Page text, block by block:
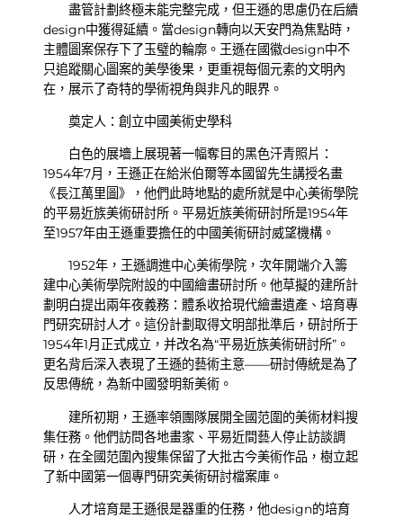
盡管計劃終極未能完整完成，但王遜的思慮仍在后續
design中獲得延續。當design轉向以天安門為焦點時，
主體圖案保存下了玉璧的輪廓。王遜在國徽design中不
只追蹤關心圖案的美學後果，更重視每個元素的文明內
在，展示了奇特的學術視角與非凡的眼界。
奠定人：創立中國美術史學科
白色的展墻上展現著一幅奪目的黑色汗青照片：
1954年7月，王遜正在給米伯爾等本國留先生講授名畫
《長江萬里圖》，他們此時地點的處所就是中心美術學院
的平易近族美術研討所。平易近族美術研討所是1954年
至1957年由王遜重要擔任的中國美術研討威望機構。
1952年，王遜調進中心美術學院，次年開端介入籌
建中心美術學院附設的中國繪畫研討所。他草擬的建所計
劃明白提出兩年夜義務：體系收拾現代繪畫遺產、培育專
門研究研討人才。這份計劃取得文明部批準后，研討所于
1954年1月正式成立，并改名為“平易近族美術研討所”。
更名背后深入表現了王遜的藝術主意——研討傳統是為了
反思傳統，為新中國發明新美術。
建所初期，王遜率領團隊展開全國范圍的美術材料搜
集任務。他們訪問各地畫家、平易近間藝人停止訪談調
研，在全國范圍內搜集保留了大批古今美術作品，樹立起
了新中國第一個專門研究美術研討檔案庫。
人才培育是王遜很是器重的任務，他design的培育